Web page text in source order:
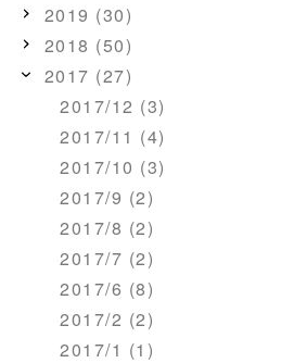
2019 (30)
2018 (50)
2017 (27)
2017/12 (3)
2017/11 (4)
2017/10 (3)
2017/9 (2)
2017/8 (2)
2017/7 (2)
2017/6 (8)
2017/2 (2)
2017/1 (1)